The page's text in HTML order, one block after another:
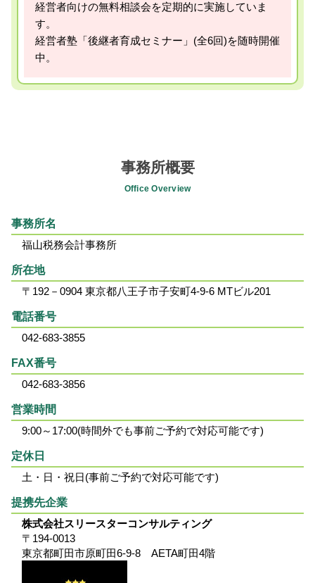
経営者向けの無料相談会を定期的に実施していま
す。
経営者塾「後継者育成セミナー」(全6回)を随時開催
中。
事務所概要
Office Overview
事務所名
福山税務会計事務所
所在地
〒192－0904 東京都八王子市子安町4-9-6 MTビル201
電話番号
042-683-3855
FAX番号
042-683-3856
営業時間
9:00～17:00(時間外でも事前ご予約で対応可能です)
定休日
土・日・祝日(事前ご予約で対応可能です)
提携先企業
株式会社スリースターコンサルティング
〒194-0013
東京都町田市原町田6-9-8 AETA町田4階